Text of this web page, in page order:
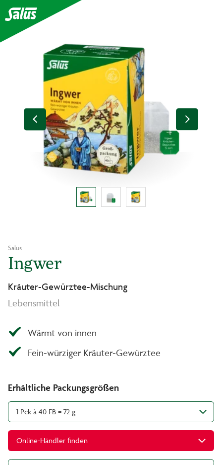
Salus
Ingwer
Kräuter-Gewürztee-Mischung
Lebensmittel
Wärmt von innen
Fein-würziger Kräuter-Gewürztee
Erhältliche Packungsgrößen
1 Pck à 40 FB = 72 g
Online-Händler finden